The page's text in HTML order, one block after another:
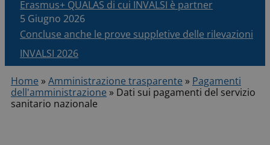
Erasmus+ QUALAS di cui INVALSI è partner
5 Giugno 2026
Concluse anche le prove suppletive delle rilevazioni
INVALSI 2026
Home »Amministrazione trasparente » Pagamenti
dell'amministrazione » Dati sui pagamenti del servizio
sanitario nazionale